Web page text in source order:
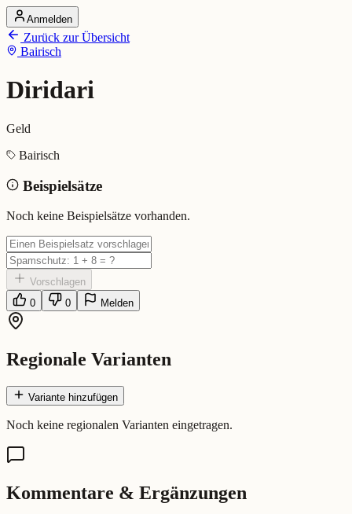
Startseite
Alle Dialekte
Dialekte vergleichen
Dialekt-Karte
Ranking
Diridari (Bairisch)
Bedeutung: Geld
Eingereicht von: Mundwerk Team
Anmelden
Zurück zur Übersicht
Bairisch
Diridari
Geld
Bairisch
Beispielsätze
Noch keine Beispielsätze vorhanden.
Vorschlagen
0
0 Melden
Regionale Varianten
Variante hinzufügen
Noch keine regionalen Varianten eingetragen.
Kommentare & Ergänzungen